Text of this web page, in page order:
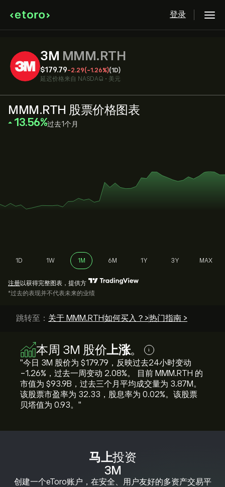
登录
3M MMM.RTH
‎$‎179.79-2.29(-1.26%)(1D)
延迟价格来自 NASDAQ • 美元
马上投资
3M
创建一个eToro账户，在安全、用户友好的多资产交易平
MMM.RTH 股票价格图表
‎13.56‎ 过去1个月
1D 1W 1M 6M 1Y 3Y MAX
注册以获得完整图表，提供方
*过去的表现并不代表未来的业绩
跳转至： 关于 MMM.RTH如何买入？>热门指南 >
本周 3M 股价上涨。 i
"今日 3M 股价为 ‎$‎179.79，反映过去24小时变动
‎-1.26‎%，过去一周变动 ‎2.08‎%。 目前 MMM.RTH 的
市值为 ‎$‎93.9B，过去三个月平均成交量为 3.87M。
该股票市盈率为 32.33，股息率为 0.02%。该股票
贝塔值为 0.93。"